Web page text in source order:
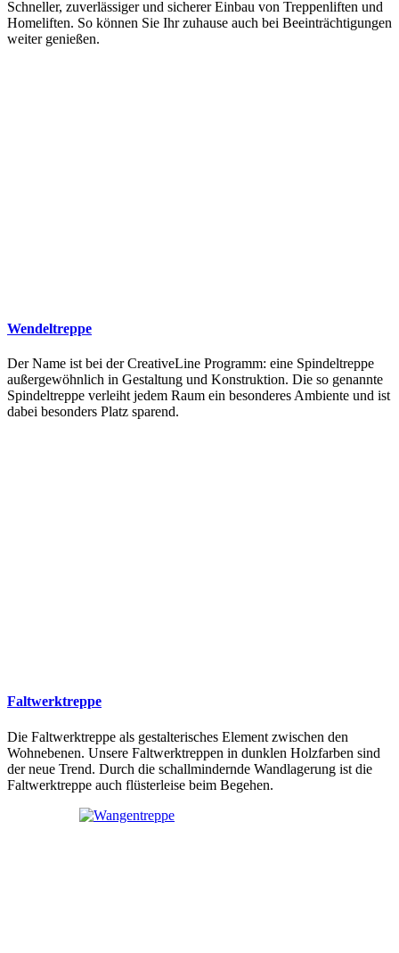
Schneller, zuverlässiger und sicherer Einbau von Treppenliften und
Homeliften. So können Sie Ihr zuhause auch bei Beeinträchtigungen
weiter genießen.
Wendeltreppe
Der Name ist bei der CreativeLine Programm: eine Spindeltreppe
außergewöhnlich in Gestaltung und Konstruktion. Die so genannte
Spindeltreppe verleiht jedem Raum ein besonderes Ambiente und ist
dabei besonders Platz sparend.
Faltwerktreppe
Die Faltwerktreppe als gestalterisches Element zwischen den
Wohnebenen. Unsere Faltwerktreppen in dunklen Holzfarben sind
der neue Trend. Durch die schallmindernde Wandlagerung ist die
Faltwerktreppe auch flüsterleise beim Begehen.